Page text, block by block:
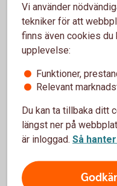
Läs mer om hur
(speedledger.se)
Prislista
Vi använder
tekniker för att
finns även cookies du
upplevelse:
Funktioner,
Relevant
Du kan ta tillbaka ditt
längst ner på
är inloggad. Så